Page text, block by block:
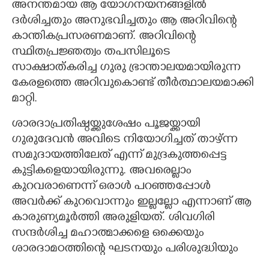
അനന്തമായ ആ യോഗനയനങ്ങളിൽ
ദർശിച്ചതും അനുഭവിച്ചതും ആ അറിവിന്റെ
കാന്തികപ്രസരണമാണ്. അറിവിന്റെ
സ്ഥിതപ്രജ്ഞത്വം തപസിലൂടെ
സാക്ഷാത്കരിച്ച ഗുരു ഭ്രാന്താലയമായിരുന്ന
കേരളത്തെ അറിവുകൊണ്ട് തീർത്ഥാലയമാക്കി
മാറ്റി.
ശാരദാപ്രതിഷ്ഠയ്ക്കുശേഷം പൂജയ്ക്കായി
ഗുരുദേവൻ അവിടെ നിയോഗിച്ചത് താഴ്ന്ന
സമുദായത്തിലേത് എന്ന് മുദ്രകുത്തപ്പെട്ട
കുട്ടികളെയായിരുന്നു. അവരെല്ലാം
കുറവരാണെന്ന് ഒരാൾ പറഞ്ഞപ്പോൾ
അവർക്ക് കുറവൊന്നും ഇല്ലല്ലോ എന്നാണ് ആ
കാരുണ്യമൂർത്തി അരുളിയത്. ശിവഗിരി
സന്ദർശിച്ച മഹാത്മാക്കളെ ഒക്കെയും
ശാരദാമഠത്തിന്റെ ഘടനയും പരിശുദ്ധിയും